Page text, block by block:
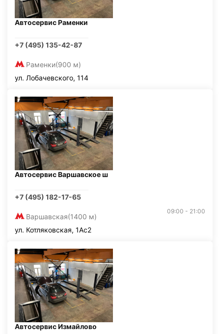
Автосервис Раменки
+7 (495) 135-42-87
Раменки(900 м)
ул. Лобачевского, 114
Автосервис Варшавское ш
+7 (495) 182-17-65
Варшавская(1400 м)
09:00 - 21:00
ул. Котляковская, 1Ас2
Автосервис Измайлово